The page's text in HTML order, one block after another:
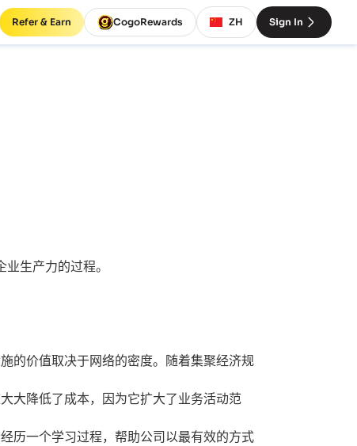
Refer & Earn CogoRewards ZH Sign In
生产力的过程。
的价值取决于网络的密度。随着集聚经济规
大降低了成本，因为它扩大了业务活动范
历一个学习过程，帮助公司以最有效的方式